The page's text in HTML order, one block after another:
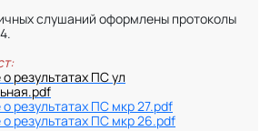
слушаний оформлены протоколы
результатах ПС ул
результатах ПС мкр 27.pdf
результатах ПС мкр 26.pdf